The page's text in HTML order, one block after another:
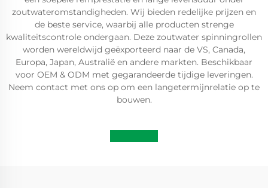
zoutwateromstandigheden. Wij bieden redelijke prijzen en
de beste service, waarbij alle producten strenge
kwaliteitscontrole ondergaan. Deze zoutwater spinningrollen
worden wereldwijd geëxporteerd naar de VS, Canada,
Europa, Japan, Australië en andere markten. Beschikbaar
voor OEM & ODM met gegarandeerde tijdige leveringen.
Neem contact met ons op om een langetermijnrelatie op te
bouwen.